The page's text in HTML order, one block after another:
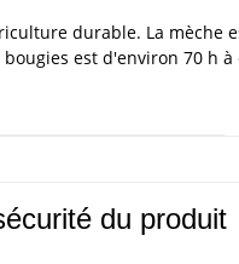
durable. La mèche
est d'environ 70 h
du produit